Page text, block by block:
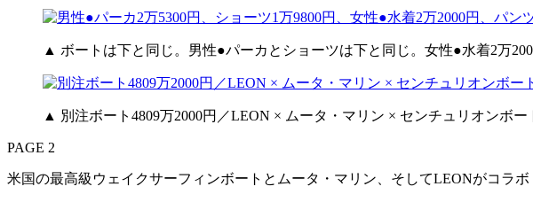
▲ ボートは下と同じ。男性●パーカとショーツは下と同じ。女性●水着2万
▲ 別注ボート4809万2000円／LEON × ムータ・マリン × センチュリオンボー
PAGE 2
米国の最高級ウェイクサーフィンボートとムータ・マリン、そしてLEONがコラ